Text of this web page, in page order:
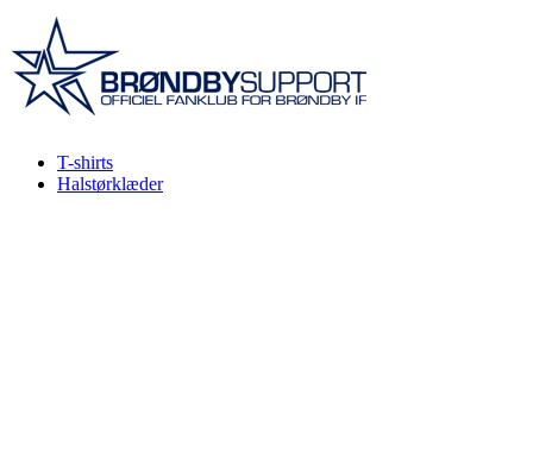
Videre
indhold
T-shirts
Halstørklæder